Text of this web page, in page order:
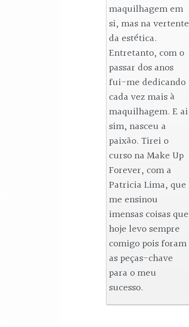
maquilhagem em
si, mas na vertente
da estética.
Entretanto, com o
passar dos anos
fui-me dedicando
cada vez mais à
maquilhagem. E ai
sim, nasceu a
paixão. Tirei o
curso na Make Up
Forever, com a
Patricia Lima, que
me ensinou
imensas coisas que
hoje levo sempre
comigo pois foram
as peças-chave
para o meu
sucesso.